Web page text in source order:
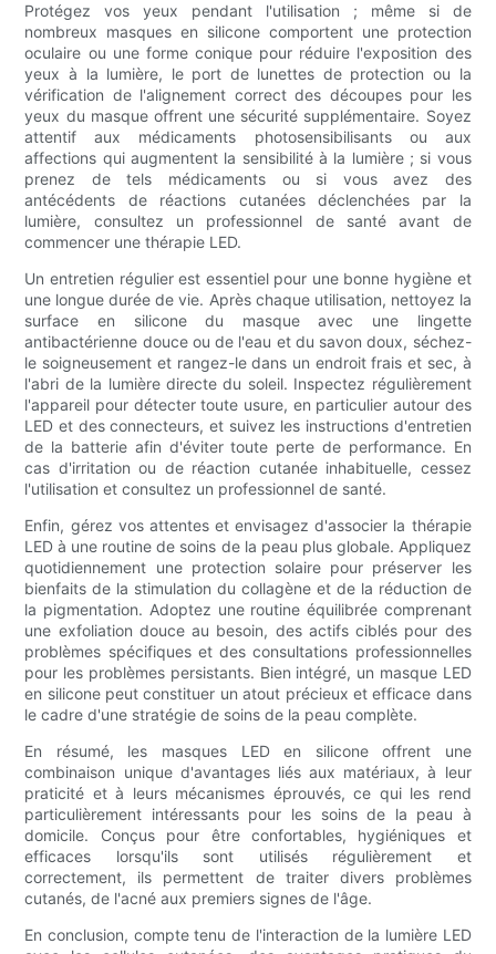
Protégez vos yeux pendant l'utilisation ; même si de
nombreux masques en silicone comportent une protection
oculaire ou une forme conique pour réduire l'exposition des
yeux à la lumière, le port de lunettes de protection ou la
vérification de l'alignement correct des découpes pour les
yeux du masque offrent une sécurité supplémentaire. Soyez
attentif aux médicaments photosensibilisants ou aux
affections qui augmentent la sensibilité à la lumière ; si vous
prenez de tels médicaments ou si vous avez des
antécédents de réactions cutanées déclenchées par la
lumière, consultez un professionnel de santé avant de
commencer une thérapie LED.
Un entretien régulier est essentiel pour une bonne hygiène et
une longue durée de vie. Après chaque utilisation, nettoyez la
surface en silicone du masque avec une lingette
antibactérienne douce ou de l'eau et du savon doux, séchez-
le soigneusement et rangez-le dans un endroit frais et sec, à
l'abri de la lumière directe du soleil. Inspectez régulièrement
l'appareil pour détecter toute usure, en particulier autour des
LED et des connecteurs, et suivez les instructions d'entretien
de la batterie afin d'éviter toute perte de performance. En
cas d'irritation ou de réaction cutanée inhabituelle, cessez
l'utilisation et consultez un professionnel de santé.
Enfin, gérez vos attentes et envisagez d'associer la thérapie
LED à une routine de soins de la peau plus globale. Appliquez
quotidiennement une protection solaire pour préserver les
bienfaits de la stimulation du collagène et de la réduction de
la pigmentation. Adoptez une routine équilibrée comprenant
une exfoliation douce au besoin, des actifs ciblés pour des
problèmes spécifiques et des consultations professionnelles
pour les problèmes persistants. Bien intégré, un masque LED
en silicone peut constituer un atout précieux et efficace dans
le cadre d'une stratégie de soins de la peau complète.
En résumé, les masques LED en silicone offrent une
combinaison unique d'avantages liés aux matériaux, à leur
praticité et à leurs mécanismes éprouvés, ce qui les rend
particulièrement intéressants pour les soins de la peau à
domicile. Conçus pour être confortables, hygiéniques et
efficaces lorsqu'ils sont utilisés régulièrement et
correctement, ils permettent de traiter divers problèmes
cutanés, de l'acné aux premiers signes de l'âge.
En conclusion, compte tenu de l'interaction de la lumière LED